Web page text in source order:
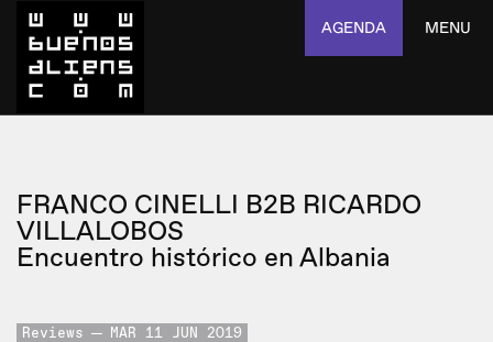
AGENDA MENU
FRANCO CINELLI B2B RICARDO
VILLALOBOS
Encuentro histórico en Albania
Reviews MAR 11 JUN 2019